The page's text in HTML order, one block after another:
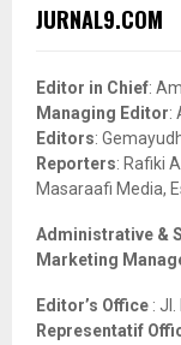
h
o
r
:
JURNAL9.COM
Editor in Chief:
Managing Editor:
Editors:
Reporters: Rafiki
Masaraafi Media,
Administrative &
Marketing
Editor’s Office :
Representatif